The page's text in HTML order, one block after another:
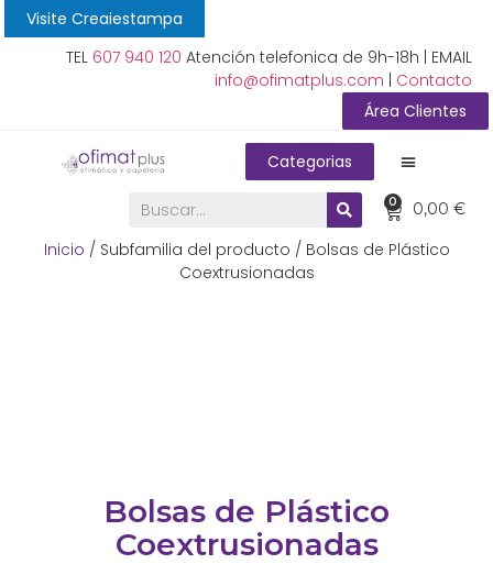
Visite Creaiestampa
TEL 607 940 120 Atención telefonica de 9h-18h | EMAIL
info@ofimatplus.com
Contacto
Área Clientes
Categorias
0,00€
0
Inicio / Subfamilia del producto / Bolsas de Plástico
Coextrusionadas
Bolsas de Plástico
Coextrusionadas